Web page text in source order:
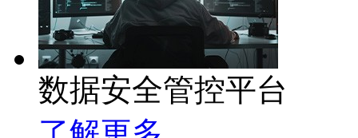
数据安全管控平台